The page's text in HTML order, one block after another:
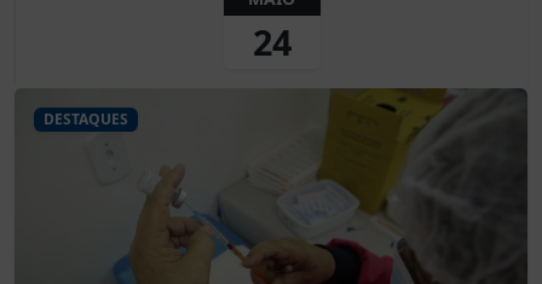
24
DESTAQUES